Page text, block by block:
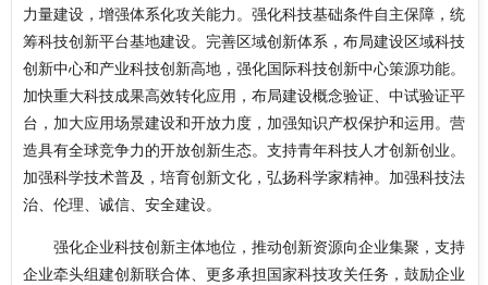
力量建设，增强体系化攻关能力。强化科技基础条件自主保障，统
筹科技创新平台基地建设。完善区域创新体系，布局建设区域科技
创新中心和产业科技创新高地，强化国际科技创新中心策源功能。
加快重大科技成果高效转化应用，布局建设概念验证、中试验证平
台，加大应用场景建设和开放力度，加强知识产权保护和运用。营
造具有全球竞争力的开放创新生态。支持青年科技人才创新创业。
加强科学技术普及，培育创新文化，弘扬科学家精神。加强科技法
治、伦理、诚信、安全建设。
强化企业科技创新主体地位，推动创新资源向企业集聚，支持
企业牵头组建创新联合体、更多承担国家科技攻关任务，鼓励企业